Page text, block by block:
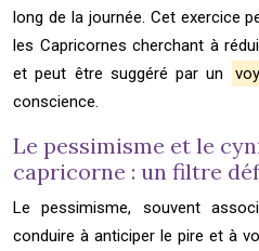
long de la journée. Cet exercice
les Capricornes cherchant à
et peut être suggéré par un
conscience.
Le pessimisme et le
capricorne : un filtre
Le pessimisme, souvent
conduire à anticiper le pire et à